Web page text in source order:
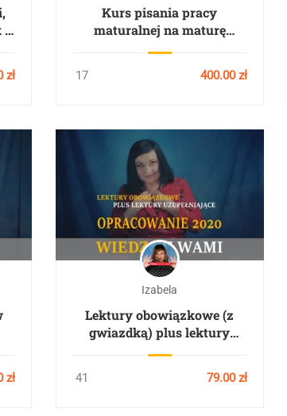
i
zł
Kurs pisania pracy
maturalnej na maturę
17 400.00 zł
zł
Izabela
Lektury obowiązkowe (z
gwiazdką) plus lektury
41 79.00 zł